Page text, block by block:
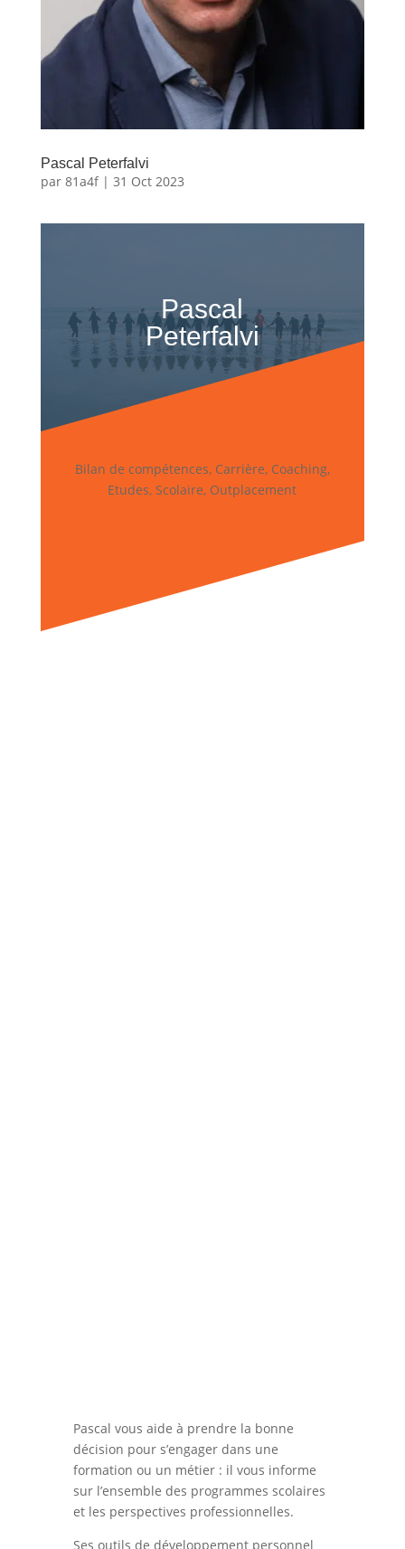
Pascal Peterfalvi
par 81a4f| 31 Oct 2023
Pascal
Peterfalvi
Bilan de compétences, Carrière, Coaching,
Etudes, Scolaire, Outplacement
Pascal vous aide à prendre la bonne
décision pour s’engager dans une
formation ou un métier : il vous informe
sur l’ensemble des programmes scolaires
et les perspectives professionnelles.
Ses outils de développement personnel